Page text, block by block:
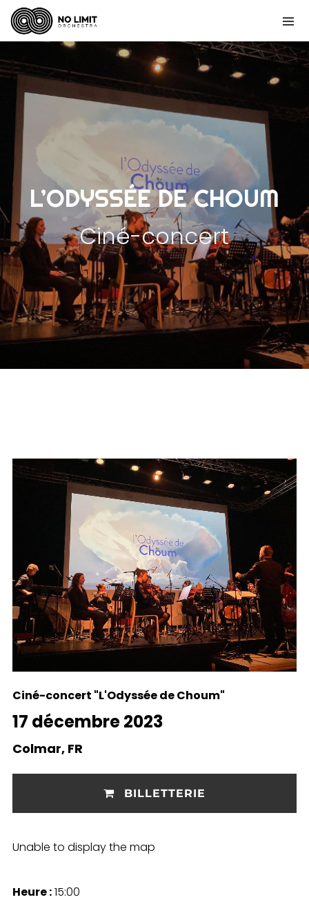
L’ODYSSÉE DE CHOUM
Ciné-concert
Ciné-concert "L'Odyssée de Choum"
17 décembre 2023
Colmar, FR
BILLETTERIE
Unable to display the map
Heure :15:00